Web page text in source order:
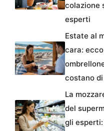
colazione
esperti
Estate al
cara:
costano
La
del
gli